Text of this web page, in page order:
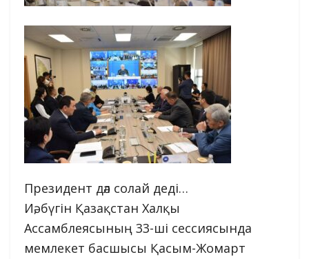
Президент дәл солай деді…
Иә, бүгін Қазақстан Халқы
Ассамблеясының 33-ші сессиясында
мемлекет басшысы Қасым-Жомарт